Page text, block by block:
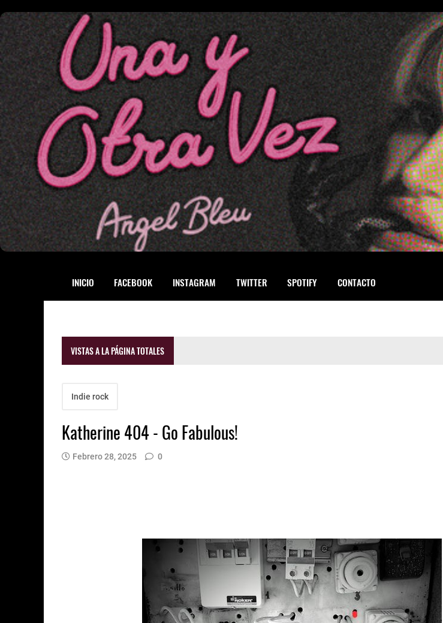
INICIO FACEBOOK INSTAGRAM TWITTER SPOTIFY CONTACTO
VISTAS A LA PÁGINA TOTALES
Indie rock
Katherine 404 - Go Fabulous!
Febrero 28, 2025 0